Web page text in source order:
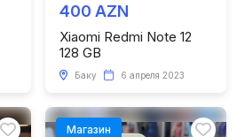
400 AZN
Xiaomi Redmi Note 12
128 GB
Баку 6 апреля 2023
Магазин